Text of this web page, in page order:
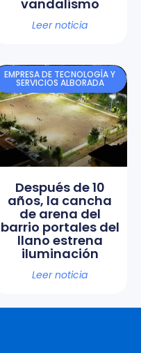
vandalismo
Leer noticia
EMPRESA DE TECNOLOGÍA Y
SERVICIOS ALBORADA
Después de 10
años, la cancha
de arena del
barrio portales del
llano estrena
iluminación
Leer noticia